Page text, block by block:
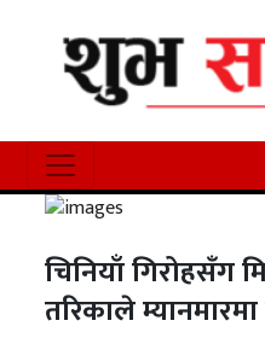
चिनियाँ गिरोहसँग
तरिकाले